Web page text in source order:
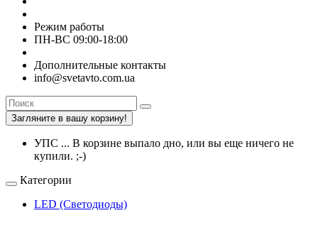
Режим работы
ПН-ВС 09:00-18:00
Дополнительные контакты
info@svetavto.com.ua
Загляните в вашу корзину!
УПС ... В корзине выпало дно, или вы еще ничего не
купили. ;-)
Категории
LED (Светодиоды)